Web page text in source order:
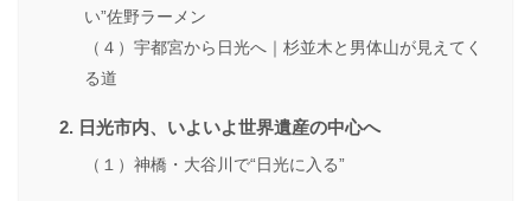
い”佐野ラーメン
（４）宇都宮から日光へ｜杉並木と男体山が見えてく
る道
2. 日光市内、いよいよ世界遺産の中心へ
（１）神橋・大谷川で“日光に入る”